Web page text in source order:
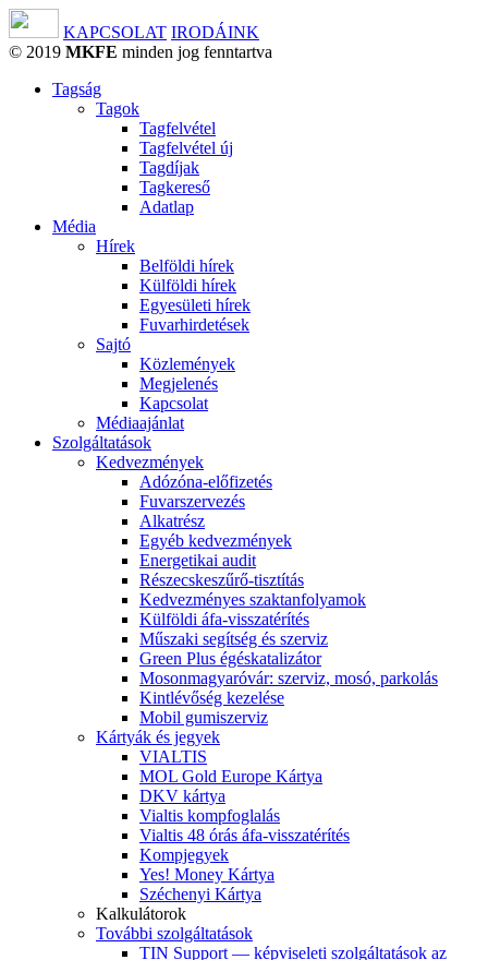
KAPCSOLAT IRODÁINK
© 2019 MKFE minden jog fenntartva
Tagság
Tagok
Tagfelvétel
Tagfelvétel új
Tagdíjak
Tagkereső
Adatlap
Média
Hírek
Belföldi hírek
Külföldi hírek
Egyesületi hírek
Fuvarhirdetések
Sajtó
Közlemények
Megjelenés
Kapcsolat
Médiaajánlat
Szolgáltatások
Kedvezmények
Adózóna-előfizetés
Fuvarszervezés
Alkatrész
Egyéb kedvezmények
Energetikai audit
Részecskeszűrő-tisztítás
Kedvezményes szaktanfolyamok
Külföldi áfa-visszatérítés
Műszaki segítség és szerviz
Green Plus égéskatalizátor
Mosonmagyaróvár: szerviz, mosó, parkolás
Kintlévőség kezelése
Mobil gumiszerviz
Kártyák és jegyek
VIALTIS
MOL Gold Europe Kártya
DKV kártya
Vialtis kompfoglalás
Vialtis 48 órás áfa-visszatérítés
Kompjegyek
Yes! Money Kártya
Széchenyi Kártya
Kalkulátorok
További szolgáltatások
TIN Support — képviseleti szolgáltatások az